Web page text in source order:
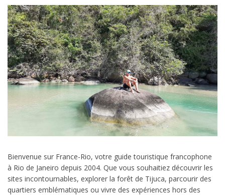
Bienvenue sur France-Rio, votre guide touristique francophone
à Rio de Janeiro depuis 2004. Que vous souhaitiez découvrir les
sites incontournables, explorer la forêt de Tijuca, parcourir des
quartiers emblématiques ou vivre des expériences hors des